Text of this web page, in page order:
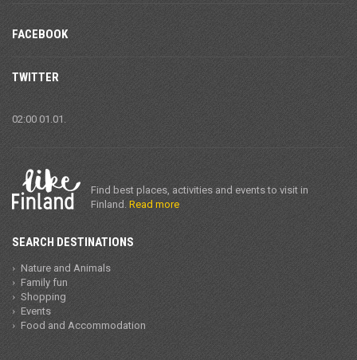
Find best places, activities and events to visit in
Finland. Read more
SEARCH DESTINATIONS
Nature and Animals
Family fun
Shopping
Events
Food and Accommodation
FACEBOOK
TWITTER
02:00 01.01.